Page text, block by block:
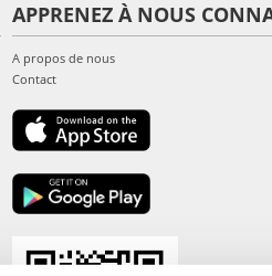
APPRENEZ À NOUS
A propos de nous
Contact